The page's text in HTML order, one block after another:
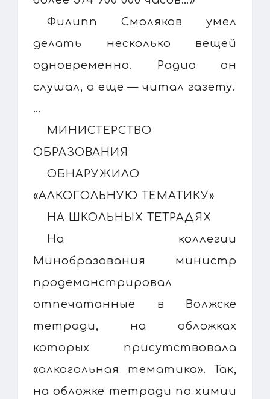
Филипп Смоляков умел
делать несколько вещей
одновременно. Радио он
слушал, а еще — читал газету.
…
МИНИСТЕРСТВО
ОБРАЗОВАНИЯ
ОБНАРУЖИЛО
«АЛКОГОЛЬНУЮ ТЕМАТИКУ»
НА ШКОЛЬНЫХ ТЕТРАДЯХ
На коллегии
Минобразования министр
продемонстрировал
отпечатанные в Волжске
тетради, на обложках
которых присутствовала
«алкогольная тематика». Так,
на обложке тетради по химии